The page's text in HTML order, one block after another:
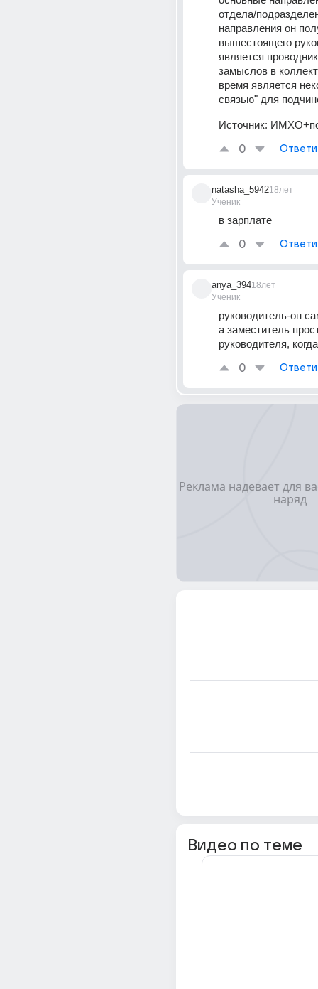
отдела/
направления он
вышестоящего
является
замыслов в
время является
связью" для
Источник:
0
natasha_5942
Ученик
18лет
в зарплате
0
anya_394
Ученик
18лет
руководитель-он
а заместитель
руководителя,
0
Видео по теме